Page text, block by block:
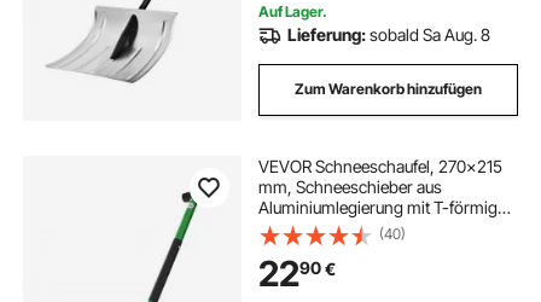
Auf Lager.
Lieferung:sobald Sa Aug. 8
Zum Warenkorb hinzufügen
VEVOR Schneeschaufel, 270x215
mm, Schneeschieber aus
Aluminiumlegierung mit T-förmigen
Griffen, Schneeräumer,
Schneeschippe, Schneeschüppe,
tragbares Schneeräumwerkzeug für
Garten, Auto, Camping
(40)
2290€